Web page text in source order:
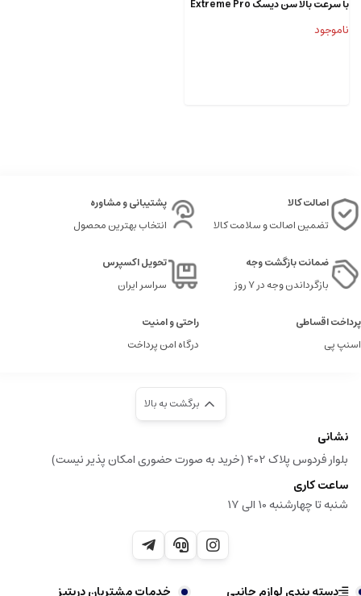
با سرعت بالا سن دیسک Extreme Pro
ناموجود
اصالت کالا
تضمین اصالت و سلامت کالا
پشتیبانی و مشاوره
انتخاب بهترین محصول
ضمانت بازگشت وجه
بازگرداندن وجه در ۷ روز
تحویل اکسپرس
سراسر ایران
پرداخت اقساطی
اسنپ پی
راحتی و امنیت
درگاه امن پرداخت
برگشت به بالا
نشانی
بلوار فردوس پلاک 402 (خرید به صورت حضوری امکان پذیر نیست)
ساعت کاری
شنبه تا چهارشنبه 10 الی 17
دسته بندی لوازم جانبی خدمات مشتریان دریتیز